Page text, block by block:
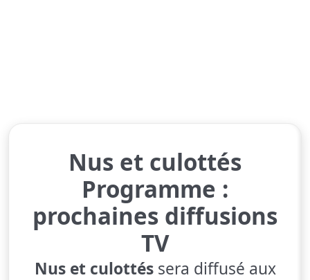
Nus et culottés
Programme :
prochaines diffusions
TV
Nus et culottéssera diffusé aux